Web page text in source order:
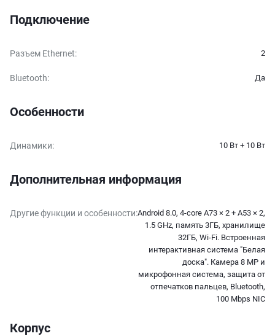
Подключение
Разъем Ethernet: 2
Bluetooth: Да
Особенности
Динамики: 10 Вт + 10 Вт
Дополнительная информация
Другие функции и особенности:Android 8.0, 4-core A73 × 2 + A53 × 2,
1.5 GHz, память 3ГБ, хранилище
32ГБ, Wi-Fi. Встроенная
интерактивная система "Белая
доска". Камера 8 MP и
микрофонная система, защита от
отпечатков пальцев, Bluetooth,
100 Mbps NIC
Корпус